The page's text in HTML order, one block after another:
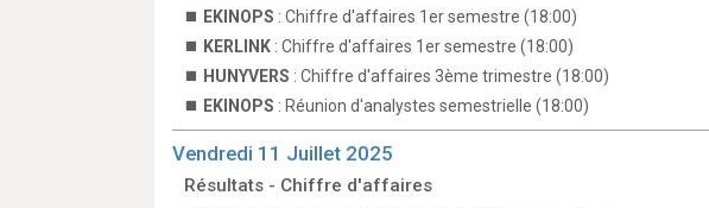
EKINOPS : Chiffre d'affaires 1er semestre (18:00)
KERLINK : Chiffre d'affaires 1er semestre (18:00)
HUNYVERS : Chiffre d'affaires 3ème trimestre (18:00)
EKINOPS : Réunion d'analystes semestrielle (18:00)
Vendredi 11 Juillet 2025
Résultats - Chiffre d'affaires